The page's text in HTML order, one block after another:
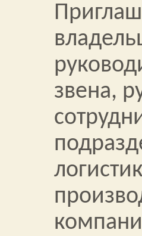
звена,